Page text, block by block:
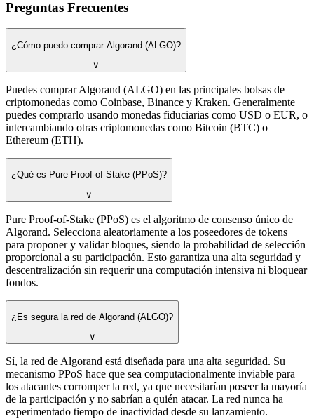
Preguntas Frecuentes
¿Cómo puedo comprar Algorand (ALGO)?
∨
Puedes comprar Algorand (ALGO) en las principales bolsas de
criptomonedas como Coinbase, Binance y Kraken. Generalmente
puedes comprarlo usando monedas fiduciarias como USD o EUR, o
intercambiando otras criptomonedas como Bitcoin (BTC) o
Ethereum (ETH).
¿Qué es Pure Proof-of-Stake (PPoS)?
∨
Pure Proof-of-Stake (PPoS) es el algoritmo de consenso único de
Algorand. Selecciona aleatoriamente a los poseedores de tokens
para proponer y validar bloques, siendo la probabilidad de selección
proporcional a su participación. Esto garantiza una alta seguridad y
descentralización sin requerir una computación intensiva ni bloquear
fondos.
¿Es segura la red de Algorand (ALGO)?
∨
Sí, la red de Algorand está diseñada para una alta seguridad. Su
mecanismo PPoS hace que sea computacionalmente inviable para
los atacantes corromper la red, ya que necesitarían poseer la mayoría
de la participación y no sabrían a quién atacar. La red nunca ha
experimentado tiempo de inactividad desde su lanzamiento.